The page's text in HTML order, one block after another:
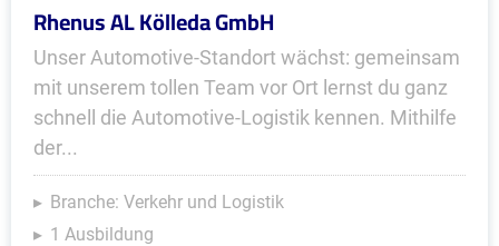
Rhenus AL Kölleda GmbH
Unser Automotive-Standort wächst: gemeinsam
mit unserem tollen Team vor Ort lernst du ganz
schnell die Automotive-Logistik kennen. Mithilfe
der...
Branche: Verkehr und Logistik
1 Ausbildung